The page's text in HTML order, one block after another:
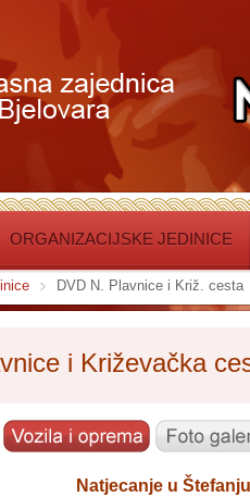
ORGANIZACIJSKE JEDINICE
DVD N. Plavnice i Križ. cesta
i Križevačka
Natjecanje u